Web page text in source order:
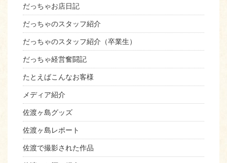
だっちゃお店日記
だっちゃのスタッフ紹介
だっちゃのスタッフ紹介（卒業生）
だっちゃ経営奮闘記
たとえばこんなお客様
メディア紹介
佐渡ヶ島グッズ
佐渡ヶ島レポート
佐渡で撮影された作品